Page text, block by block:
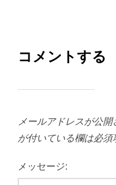
コメントする
メールアドレスが公開
が付いている欄は必須
メッセージ: